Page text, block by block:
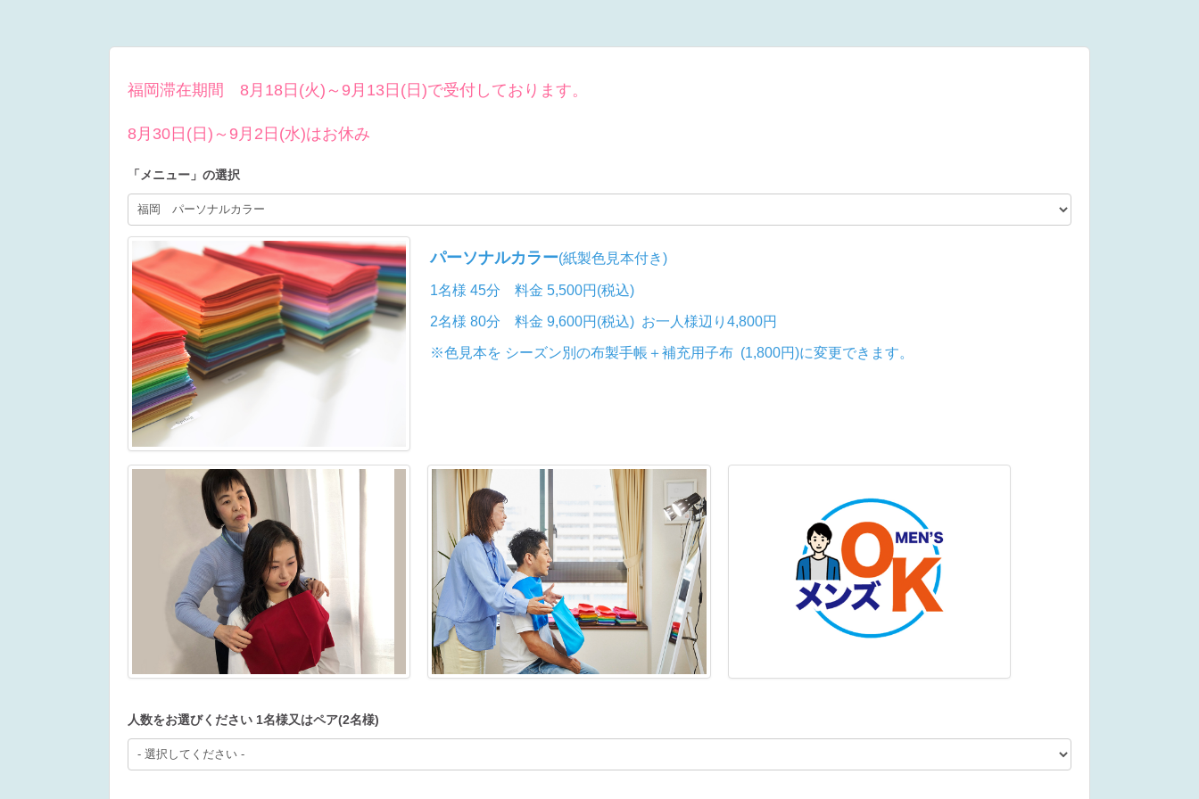
福岡滞在期間 8月18日(火)～9月13日(日)で受付しております。
8月30日(日)～9月2日(水)はお休み
「 メニュー 」の選択
パーソナルカラー(紙製色見本付き)
1名様 45分 料金 5,500円(税込)
2名様 80分 料金 9,600円(税込) お一人様辺り4,800円
※色見本を シーズン別の布製手帳＋補充用子布(1,800円)に変更できます。
人数をお選びください 1名様又はペア(2名様)